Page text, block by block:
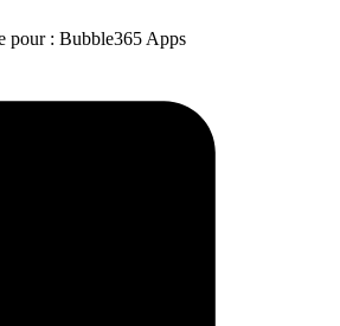
pour : Bubble365 Apps